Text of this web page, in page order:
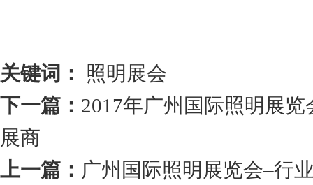
关键词：
照明展会
下一篇： 2017年广州国际照明展
展商
上一篇： 广州国际照明展览会–行